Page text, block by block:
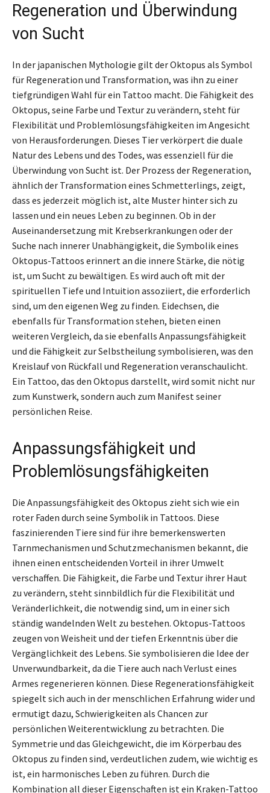
Regeneration und Überwindung
von Sucht
In der japanischen Mythologie gilt der Oktopus als Symbol
für Regeneration und Transformation, was ihn zu einer
tiefgründigen Wahl für ein Tattoo macht. Die Fähigkeit des
Oktopus, seine Farbe und Textur zu verändern, steht für
Flexibilität und Problemlösungsfähigkeiten im Angesicht
von Herausforderungen. Dieses Tier verkörpert die duale
Natur des Lebens und des Todes, was essenziell für die
Überwindung von Sucht ist. Der Prozess der Regeneration,
ähnlich der Transformation eines Schmetterlings, zeigt,
dass es jederzeit möglich ist, alte Muster hinter sich zu
lassen und ein neues Leben zu beginnen. Ob in der
Auseinandersetzung mit Krebserkrankungen oder der
Suche nach innerer Unabhängigkeit, die Symbolik eines
Oktopus-Tattoos erinnert an die innere Stärke, die nötig
ist, um Sucht zu bewältigen. Es wird auch oft mit der
spirituellen Tiefe und Intuition assoziiert, die erforderlich
sind, um den eigenen Weg zu finden. Eidechsen, die
ebenfalls für Transformation stehen, bieten einen
weiteren Vergleich, da sie ebenfalls Anpassungsfähigkeit
und die Fähigkeit zur Selbstheilung symbolisieren, was den
Kreislauf von Rückfall und Regeneration veranschaulicht.
Ein Tattoo, das den Oktopus darstellt, wird somit nicht nur
zum Kunstwerk, sondern auch zum Manifest seiner
persönlichen Reise.
Anpassungsfähigkeit und
Problemlösungsfähigkeiten
Die Anpassungsfähigkeit des Oktopus zieht sich wie ein
roter Faden durch seine Symbolik in Tattoos. Diese
faszinierenden Tiere sind für ihre bemerkenswerten
Tarnmechanismen und Schutzmechanismen bekannt, die
ihnen einen entscheidenden Vorteil in ihrer Umwelt
verschaffen. Die Fähigkeit, die Farbe und Textur ihrer Haut
zu verändern, steht sinnbildlich für die Flexibilität und
Veränderlichkeit, die notwendig sind, um in einer sich
ständig wandelnden Welt zu bestehen. Oktopus-Tattoos
zeugen von Weisheit und der tiefen Erkenntnis über die
Vergänglichkeit des Lebens. Sie symbolisieren die Idee der
Unverwundbarkeit, da die Tiere auch nach Verlust eines
Armes regenerieren können. Diese Regenerationsfähigkeit
spiegelt sich auch in der menschlichen Erfahrung wider und
ermutigt dazu, Schwierigkeiten als Chancen zur
persönlichen Weiterentwicklung zu betrachten. Die
Symmetrie und das Gleichgewicht, die im Körperbau des
Oktopus zu finden sind, verdeutlichen zudem, wie wichtig es
ist, ein harmonisches Leben zu führen. Durch die
Kombination all dieser Eigenschaften ist ein Kraken-Tattoo